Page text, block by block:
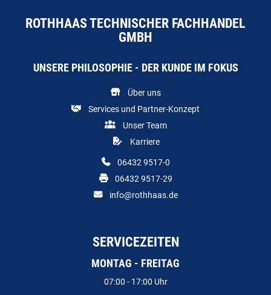
ROTHHAAS TECHNISCHER FACHHANDEL
GMBH
UNSERE PHILOSOPHIE - DER KUNDE IM FOKUS
Über uns
Services und Partner-Konzept
Unser Team
Karriere
06432 9517-0
06432 9517-29
info@rothhaas.de
SERVICEZEITEN
MONTAG - FREITAG
07:00 - 17:00 Uhr